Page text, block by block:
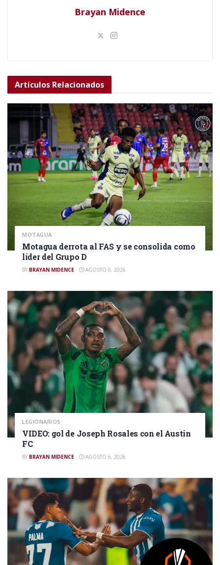
Brayan Midence
Artículos Relacionados
MOTAGUA
Motagua derrota al FAS y se consolida como
líder del Grupo D
BY BRAYAN MIDENCE AGOSTO 6, 2026
LEGIONARIOS
VIDEO: gol de Joseph Rosales con el Austin
FC
BY BRAYAN MIDENCE AGOSTO 6, 2026